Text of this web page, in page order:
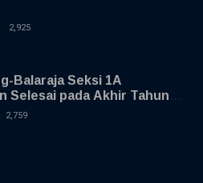
2,925
Balaraja Seksi 1A
Selesai pada Akhir Tahun
2,759